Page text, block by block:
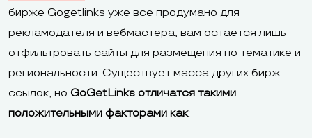
бирже Gogetlinks уже все продумано для
рекламодателя и вебмастера, вам остается лишь
отфильтровать сайты для размещения по тематике и
региональности. Существует масса других бирж
ссылок, но GoGetLinks отличатся такими
положительными факторами как: